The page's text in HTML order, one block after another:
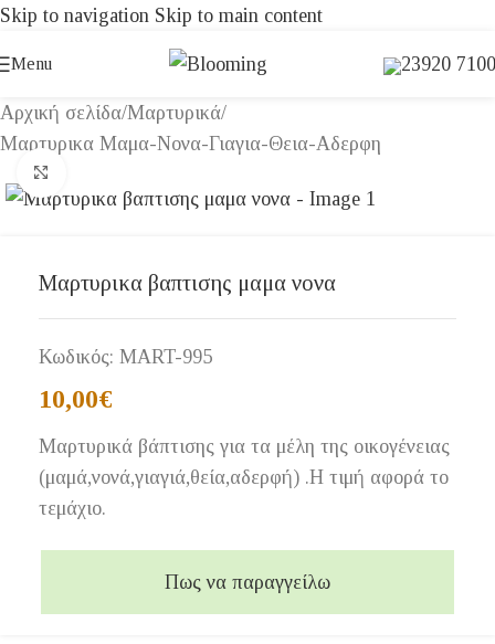
Skip to navigation Skip to main content
Menu 23920
Αρχική σελίδα/Μαρτυρικά/
Μαρτυρικα Μαμα-Νονα-Γιαγια-Θεια-Αδερφη
Μαρτυρικα βαπτισης μαμα νονα
Κωδικός: MART-995
10,00€
Μαρτυρικά βάπτισης για τα μέλη της οικογένειας
(μαμά,νονά,γιαγιά,θεία,αδερφή) .Η τιμή αφορά το
τεμάχιο.
Πως να παραγγείλω